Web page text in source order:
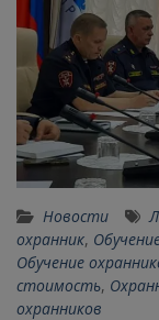
Новости
охранник,
Обучение
стоимость,
охранников